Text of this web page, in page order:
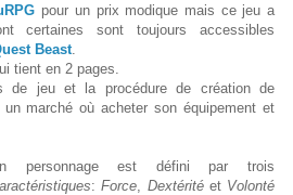
pour un prix modique mais ce jeu a
certaines sont toujours accessibles
Beast
tient en 2 pages.
de jeu et la procédure de création de
marché où acheter son équipement et
personnage est défini par trois
:Force Dextérité et Volonté